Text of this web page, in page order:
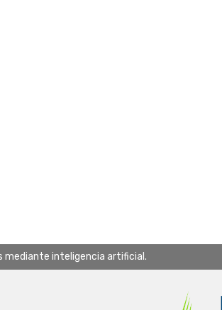
mediante inteligencia artificial.